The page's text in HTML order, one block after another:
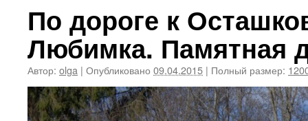
По дороге к
Любимка. Памятная
Автор: olga | Опубликовано 09.04.2015 | Полный размер: